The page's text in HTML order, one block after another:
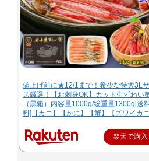
値上げ前に★12/1まで！希少な特大3L
ズ厳選！【お刺身OK】カット生ずわい
（黒箱）内容量1000g/総重量1300g[送
料]【カニ】【かに】【蟹】【ズワイガニ
楽天で購入